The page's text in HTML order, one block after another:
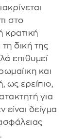
στο
κρατική
δική της
επιθυμεί
και
ως ερείπιο,
για
δείγμα